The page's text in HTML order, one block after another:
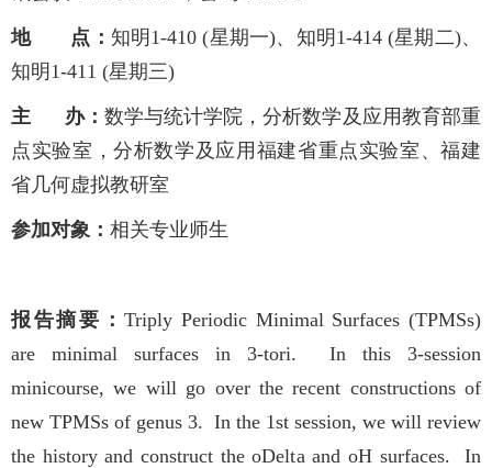
地 点： 知明1-410 (星期一)、知明1-414 (星期二)、
知明1-411 (星期三)
主 办： 数学与统计学院，分析数学及应用教育部重
点实验室，分析数学及应用福建省重点实验室、福建
省几何虚拟教研室
参加对象： 相关专业师生
报告摘要：Triply Periodic Minimal Surfaces (TPMSs)
are minimal surfaces in 3-tori. In this 3-session
minicourse, we will go over the recent constructions of
new TPMSs of genus 3. In the 1st session, we will review
the history and construct the oDelta and oH surfaces. In